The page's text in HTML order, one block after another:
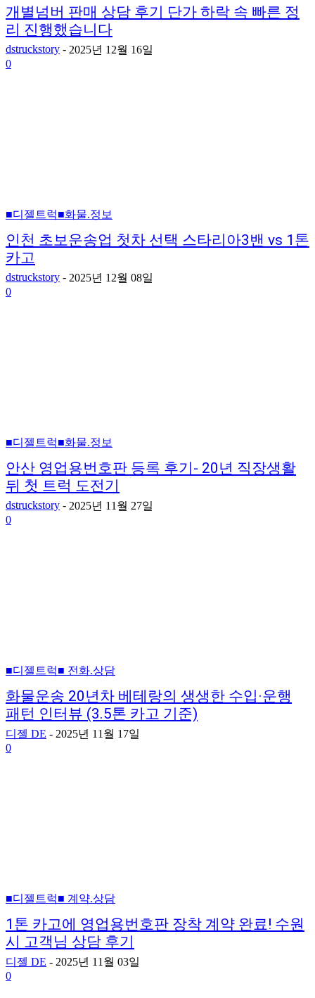
개별넘버 판매 상담 후기 단가 하락 속 빠른 정
리 진행했습니다
dstruckstory - 2025년 12월 16일
0
■디젤트럭■화물.정보
인천 초보운송업 첫차 선택 스타리아3밴 vs 1톤
카고
dstruckstory - 2025년 12월 08일
0
■디젤트럭■화물.정보
안산 영업용번호판 등록 후기- 20년 직장생활
뒤 첫 트럭 도전기
dstruckstory - 2025년 11월 27일
0
■디젤트럭■ 전화.상담
화물운송 20년차 베테랑의 생생한 수입·운행
패턴 인터뷰 (3.5톤 카고 기준)
디젤 DE - 2025년 11월 17일
0
■디젤트럭■ 계약.상담
1톤 카고에 영업용번호판 장착 계약 완료! 수원
시 고객님 상담 후기
디젤 DE - 2025년 11월 03일
0